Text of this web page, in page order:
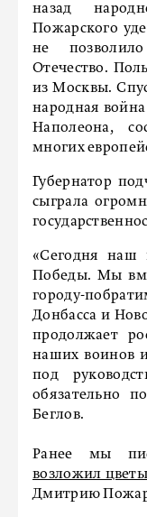
назад
Пожарского
не
Отечество.
из Москвы.
народная
Наполеона,
многих
Губернатор
сыграла
«Сегодня наш
Победы. Мы
городу-
Донбасса и
продолжает
наших воинов
под
обязательно
Беглов.
Ранее мы
возложил цветы
Дмитрию